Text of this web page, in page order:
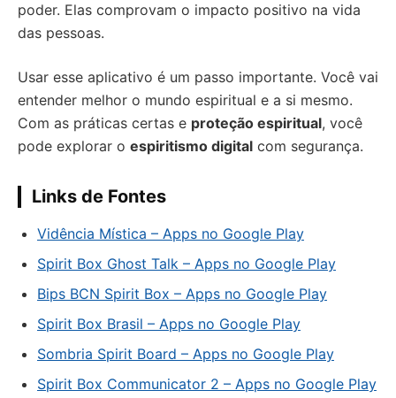
poder. Elas comprovam o impacto positivo na vida
das pessoas.
Usar esse aplicativo é um passo importante. Você vai
entender melhor o mundo espiritual e a si mesmo.
Com as práticas certas e proteção espiritual, você
pode explorar o espiritismo digital com segurança.
Links de Fontes
Vidência Mística – Apps no Google Play
Spirit Box Ghost Talk – Apps no Google Play
Bips BCN Spirit Box – Apps no Google Play
Spirit Box Brasil – Apps no Google Play
Sombria Spirit Board – Apps no Google Play
Spirit Box Communicator 2 – Apps no Google Play